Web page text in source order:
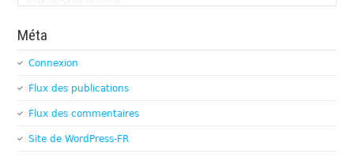
Méta
Connexion
Flux des publications
Flux des commentaires
Site de WordPress-FR